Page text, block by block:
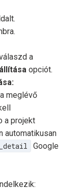
a
opciót.
meglévő
a projekt
automatikusan
Google